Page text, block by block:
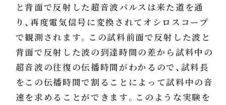
と背面で反射した超音波パルスは来た道を通
り、再度電気信号に変換されてオシロスコープ
で観測されます。この試料前面で反射した波と
背面で反射した波の到達時間の差から試料中の
超音波の往復の伝播時間がわかるので、試料長
をこの伝播時間で割ることによって試料中の音
速を求めることができます。このような実験を